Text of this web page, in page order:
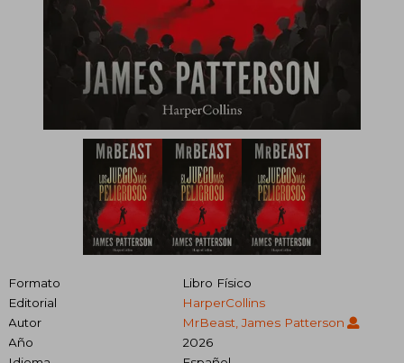
Formato
Libro Físico
Editorial
HarperCollins
Autor
MrBeast, James Patterson
Año
2026